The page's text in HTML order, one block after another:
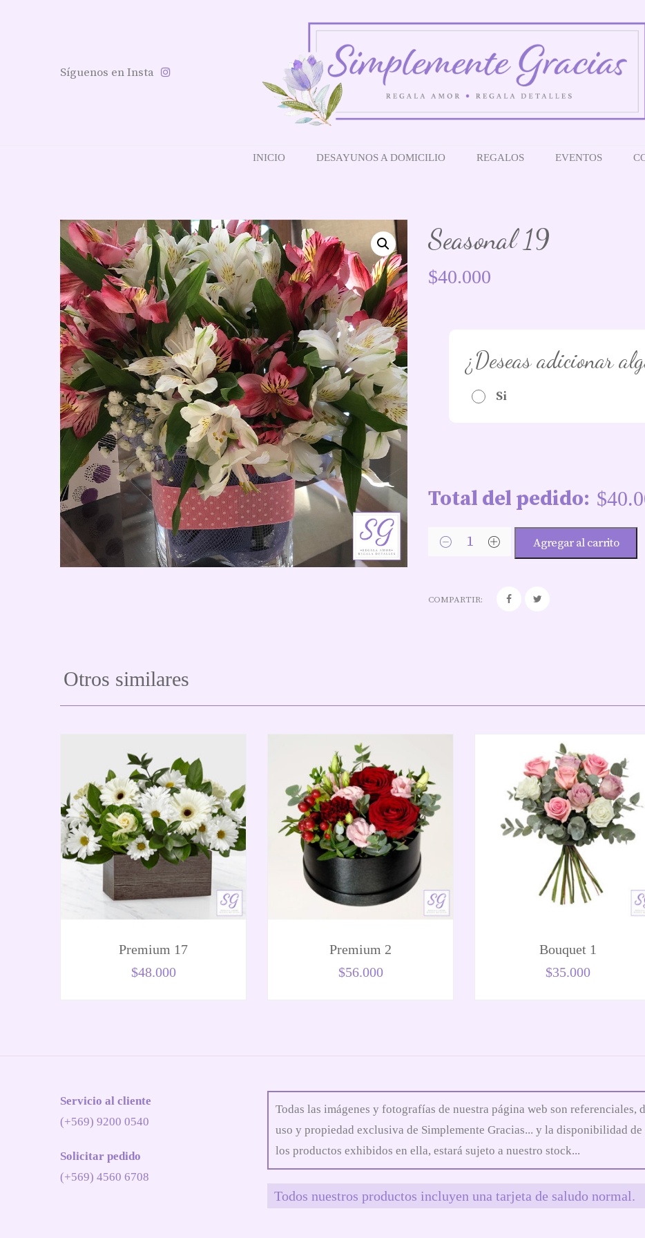
Síguenos en Insta
INICIO DESAYUNOS A DOMICILIO REGALOS EVENTOS
Seasonal 19
$40.000
¿Deseas adicionar
Si
Total del pedido: $
Agregar al carrito
COMPARTIR:
Otros similares
Premium 17
$48.000
Premium 2
$56.000
Bouquet 1
$35.000
Servicio al cliente
(+569) 9200 0540
Solicitar pedido
(+569) 4560 6708
Todas las imágenes y fotografías de nuestra página web son referenciales,
uso y propiedad exclusiva de Simplemente Gracias... y la disponibilidad de
los productos exhibidos en ella, estará sujeto a nuestro stock...
Todos nuestros productos incluyen una tarjeta de saludo normal.